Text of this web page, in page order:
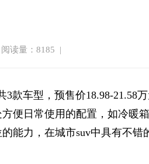
读量：8185 |
款车型，预售价18.98-21.58
便日常使用的配置，如冷暖
能力，在城市suv中具有不错